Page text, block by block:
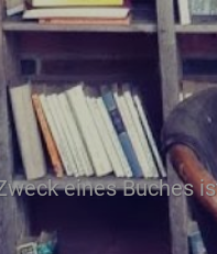
eines Buches